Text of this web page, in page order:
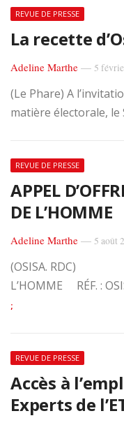
REVUE DE PRESSE
La recette
Adeline Marthe — 5
(Le Phare) A
matière électorale, le
REVUE DE PRESSE
APPEL
DE L’HOMME
Adeline Marthe — 5 août
(OSISA. RDC)
L’HOMME RÉF. :
;
REVUE DE PRESSE
Accès à
Experts de